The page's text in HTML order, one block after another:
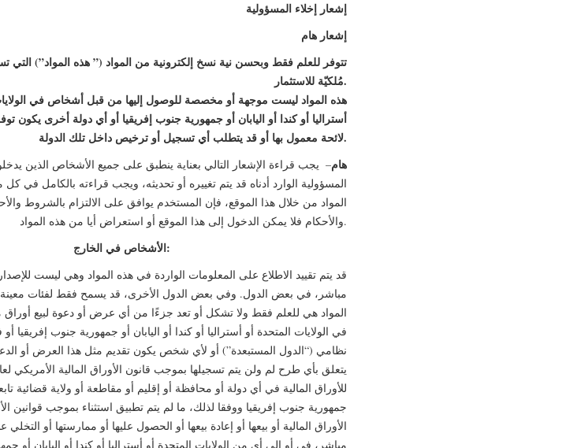
إشعار إخلاء المسؤولية
إشعار هام
تتوفر للعلم فقط وبحسن نية نسخ إلكترونية من المواد (” هذه المواد”)
مُلكيّة للاستثمار.
هذه المواد ليست موجهة أو مخصصة للوصول إليها من قبل أشخاص في
أستراليا أو كندا أو اليابان أو جمهورية جنوب إفريقيا أو أي دولة أخرى يكون
لائحة معمول بها أو قد يتطلب أي تسجيل أو ترخيص داخل تلك الدولة.
هام– يجب قراءة الإشعار التالي بعناية ينطبق على جميع الأشخاص الذين
المسؤولية الوارد أدناه قد يتم تغييره أو تحديثه، ويجب قراءته بالكامل في
المواد من خلال هذا الموقع، فإن المستخدم يوافق على الالتزام بالشروط
والأحكام فلا يمكن الدخول إلى هذا الموقع أو استعراض أيا من هذه المواد.
الأشخاص في الخارج:
قد يتم تقييد الاطلاع على المعلومات الواردة في هذه المواد وهي ليست
مباشر، في بعض الدول. وفي بعض الدول الأخرى، قد يسمح فقط لفئات
المواد هي للعلم فقط ولا تشكل أو تعد جزءًا من أي عرض أو دعوة لبيع أوراق
في الولايات المتحدة أو أستراليا أو كندا أو اليابان أو جمهورية جنوب
نظامي (“الدول المستبعدة”) أو لأي شخص يكون تقديم مثل هذا العرض أو
للأوراق المالية في أي دولة أو محافظة أو إقليم أو مقاطعة أو ولاية قضائية
جمهورية جنوب إفريقيا ووفقا لذلك، ما لم يتم تطبيق استثناء بموجب قوانين
الأوراق المالية أو بيعها أو إعادة بيعها أو الحصول عليها أو ممارستها أو